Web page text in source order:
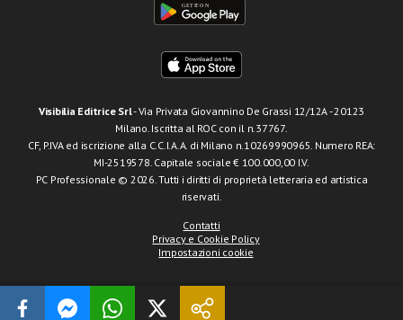
Visibilia Editrice Srl- Via Privata Giovannino De Grassi 12/12A - 20123
Milano. Iscritta al ROC con il n.37767.
CF, P.IVA ed iscrizione alla C.C.I.A.A. di Milano n.10269990965. Numero REA:
MI-2519578. Capitale sociale € 100.000,00 I.V.
PC Professionale © 2026. Tutti i diritti di proprietà letteraria ed artistica
riservati.
Contatti
Privacy e Cookie Policy
Impostazioni cookie